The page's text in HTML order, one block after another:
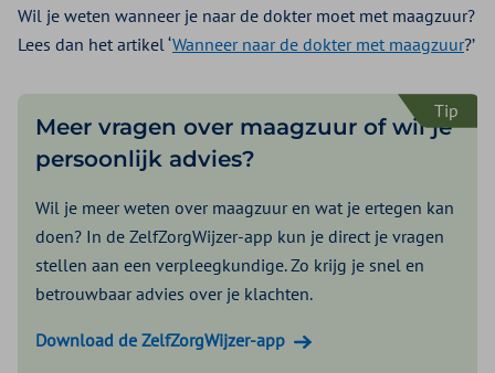
Wil je weten wanneer je naar de dokter moet met maagzuur?
Lees dan het artikel ‘Wanneer naar de dokter met maagzuur?’
Tip
Meer vragen over maagzuur of wil je
persoonlijk advies?
Wil je meer weten over maagzuur en wat je ertegen kan
doen? In de ZelfZorgWijzer-app kun je direct je vragen
stellen aan een verpleegkundige. Zo krijg je snel en
betrouwbaar advies over je klachten.
Download de ZelfZorgWijzer-app